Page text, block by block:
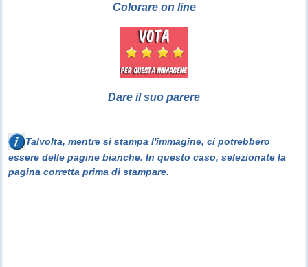
Colorare on line
Dare il suo parere
Talvolta, mentre si stampa l'immagine, ci potrebbero
essere delle pagine bianche. In questo caso, selezionate la
pagina corretta prima di stampare.